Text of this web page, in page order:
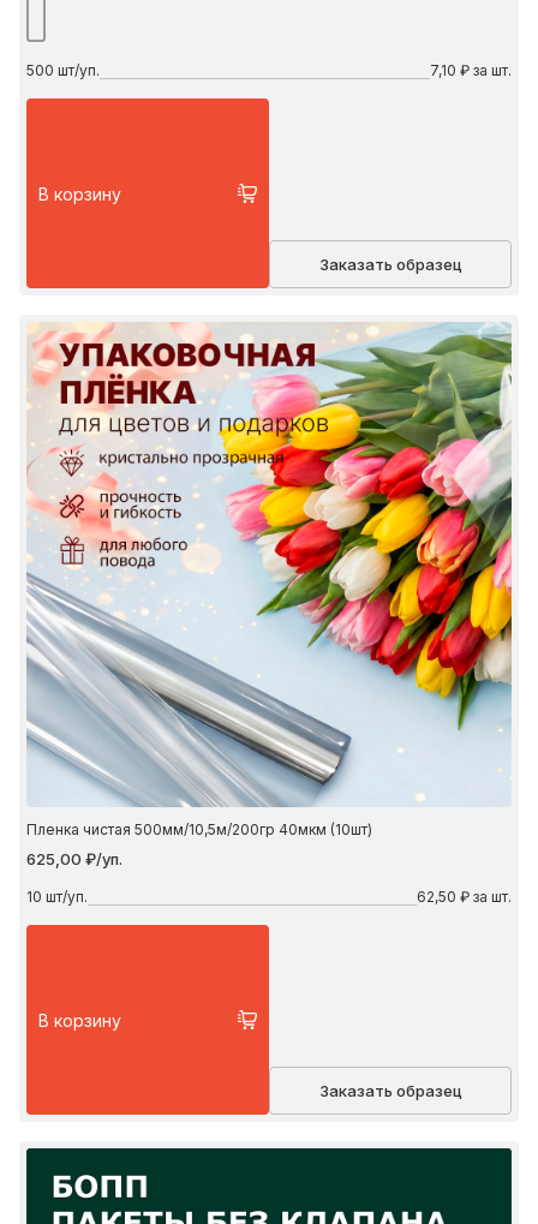
500 шт/уп. 7,10 ₽ за шт.
В корзину
Заказать образец
Пленка чистая 500мм/10,5м/200гр 40мкм (10шт)
625,00 ₽/уп.
10 шт/уп. 62,50 ₽ за шт.
В корзину
Заказать образец